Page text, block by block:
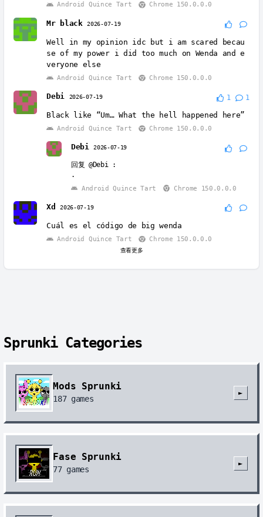
Android Quince Tart Chrome 150.0.0.0
Mr black2026-07-19
Well in my opinion idc but i am scared becau
se of my power i did too much on Wenda and e
veryone else
Android Quince Tart Chrome 150.0.0.0
Debi 2026-07-19 1 1
Black like “Um… What the hell happened here”
Android Quince Tart Chrome 150.0.0.0
Debi 2026-07-19
回复@Debi:
.
Android Quince Tart
Chrome 150.0.0.0
Xd 2026-07-19
Cuál es el código de big wenda
Android Quince Tart Chrome 150.0.0.0
查看更多
Sprunki Categories
Mods Sprunki
187games
►
Fase Sprunki
77games
►